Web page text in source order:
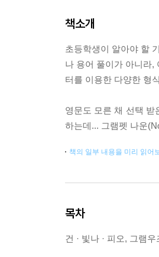
책소개
초등학생이 알아야 할
나 용어 풀이가 아니라,
터를 이용한 다양한 형
영문도 모른 채 선택 받
하는데... 그램펫 나운
책의 일부 내용을 미리 읽어
목차
건 · 빛나 · 피오, 그램우